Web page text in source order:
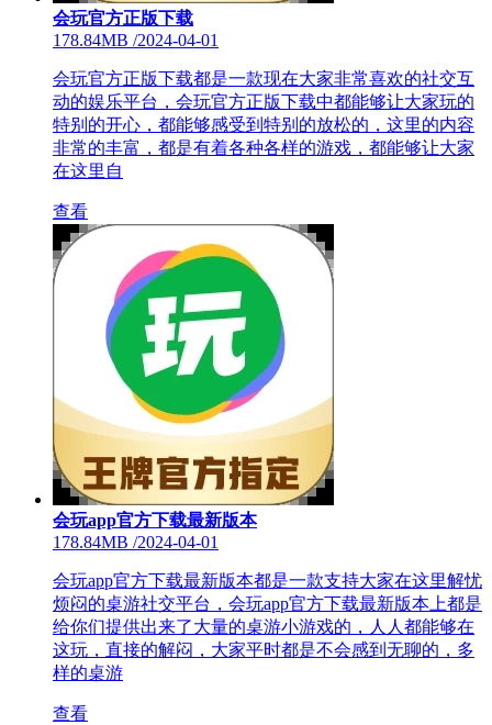
会玩官方正版下载
178.84MB /2024-04-01
会玩官方正版下载都是一款现在大家非常喜欢的社交互
动的娱乐平台，会玩官方正版下载中都能够让大家玩的
特别的开心，都能够感受到特别的放松的，这里的内容
非常的丰富，都是有着各种各样的游戏，都能够让大家
在这里自
查看
会玩app官方下载最新版本
178.84MB /2024-04-01
会玩app官方下载最新版本都是一款支持大家在这里解忧
烦闷的桌游社交平台，会玩app官方下载最新版本上都是
给你们提供出来了大量的桌游小游戏的，人人都能够在
这玩，直接的解闷，大家平时都是不会感到无聊的，多
样的桌游
查看